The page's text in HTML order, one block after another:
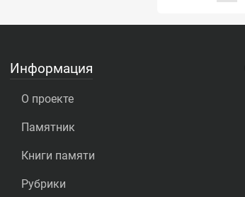
Информация
О проекте
Памятник
Книги памяти
Рубрики